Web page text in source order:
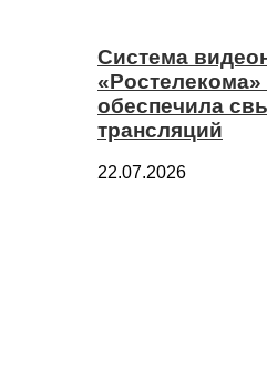
Система
«Ростелекома»
обеспечила
трансляций
22.07.2026